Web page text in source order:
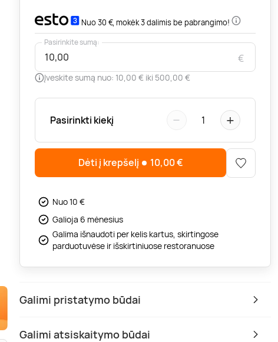
Nuo 30 €, mokėk 3 dalimis be pabrangimo!
€
Pasirinkite sumą:
Įveskite sumą nuo: 10,00 € iki 500,00 €
Pasirinkti kiekį − 1 +
Dėti į krepšelį 10,00€
Nuo 10 €
Galioja 6 mėnesius
Galima išnaudoti per kelis kartus, skirtingose
parduotuvėse ir išskirtiniuose restoranuose
Galimi pristatymo būdai
Galimi atsiskaitymo būdai